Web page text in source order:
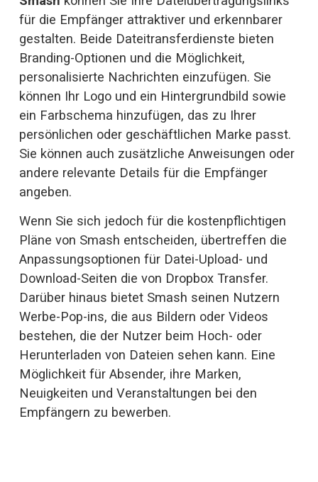
für die Empfänger attraktiver und erkennbarer
gestalten. Beide Dateitransferdienste bieten
Branding-Optionen und die Möglichkeit,
personalisierte Nachrichten einzufügen. Sie
können Ihr Logo und ein Hintergrundbild sowie
ein Farbschema hinzufügen, das zu Ihrer
persönlichen oder geschäftlichen Marke passt.
Sie können auch zusätzliche Anweisungen oder
andere relevante Details für die Empfänger
angeben.
Wenn Sie sich jedoch für die kostenpflichtigen
Pläne von Smash entscheiden, übertreffen die
Anpassungsoptionen für Datei-Upload- und
Download-Seiten die von Dropbox Transfer.
Darüber hinaus bietet Smash seinen Nutzern
Werbe-Pop-ins, die aus Bildern oder Videos
bestehen, die der Nutzer beim Hoch- oder
Herunterladen von Dateien sehen kann. Eine
Möglichkeit für Absender, ihre Marken,
Neuigkeiten und Veranstaltungen bei den
Empfängern zu bewerben.